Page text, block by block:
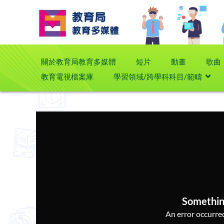
關於教育局教育多媒體 短片 動畫
歌曲
教育電視檔案庫
學習領域/跨學科科目/範疇
An error